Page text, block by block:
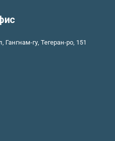
Гангнам-гу, Тегеран-ро, 151